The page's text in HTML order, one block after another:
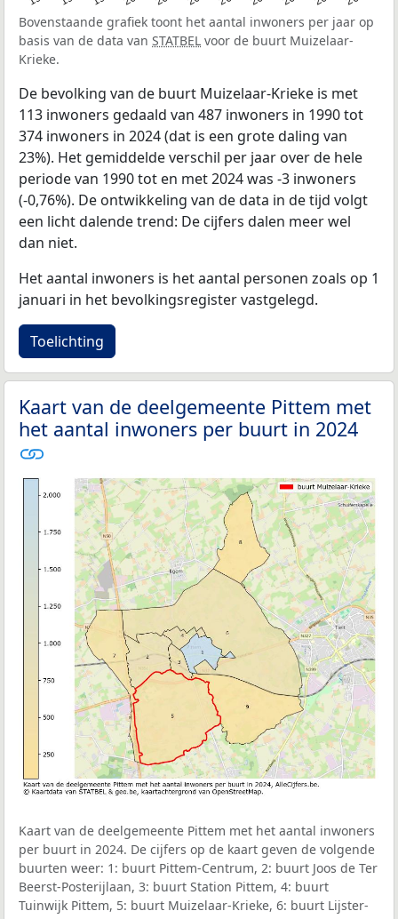
Bovenstaande grafiek toont het aantal inwoners per jaar op
basis van de data van STATBEL voor de buurt Muizelaar-
Krieke.
De bevolking van de buurt Muizelaar-Krieke is met
113 inwoners gedaald van 487 inwoners in 1990 tot
374 inwoners in 2024 (dat is een grote daling van
23%). Het gemiddelde verschil per jaar over de hele
periode van 1990 tot en met 2024 was -3 inwoners
(-0,76%). De ontwikkeling van de data in de tijd volgt
een licht dalende trend: De cijfers dalen meer wel
dan niet.
Het aantal inwoners is het aantal personen zoals op 1
januari in het bevolkingsregister vastgelegd.
Toelichting
Kaart van de deelgemeente Pittem met
het aantal inwoners per buurt in 2024
Kaart van de deelgemeente Pittem met het aantal inwoners
per buurt in 2024. De cijfers op de kaart geven de volgende
buurten weer: 1: buurt Pittem-Centrum, 2: buurt Joos de Ter
Beerst-Posterijlaan, 3: buurt Station Pittem, 4: buurt
Tuinwijk Pittem, 5: buurt Muizelaar-Krieke, 6: buurt Lijster-